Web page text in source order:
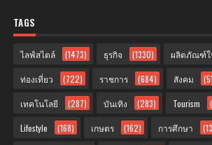
TAGS
ไลฟ์สไตล์ (1473) ธุรกิจ (1330) ผลิตภัณฑ์ใ
ท่องเที่ยว (722) ราชการ (684) สังคม
เทคโนโลยี (287) บันเทิง (283) Tourism
Lifestyle (168) เกษตร (162) การศึกษา